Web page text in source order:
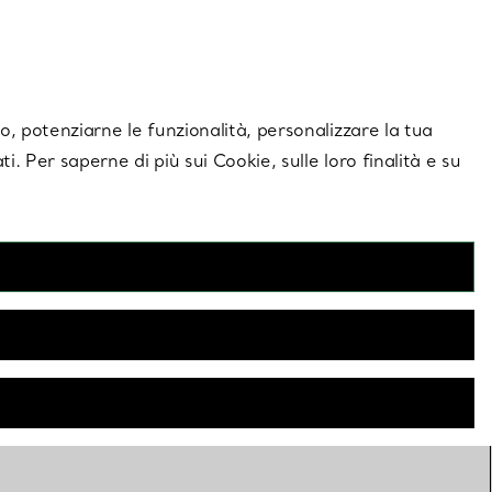
FILTRI
potenziarne le funzionalità, personalizzare la tua
Per saperne di più sui Cookie, sulle loro finalità e su